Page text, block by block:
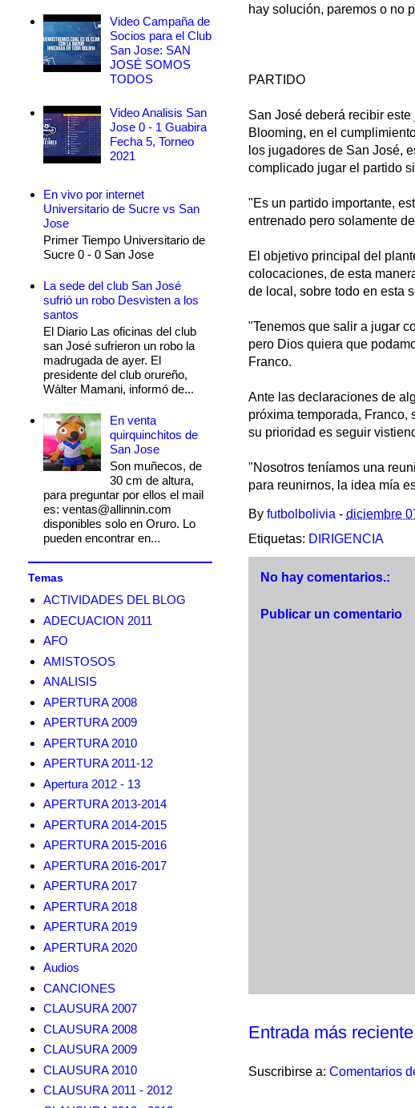
hay solución, paremos o no
PARTIDO
San José deberá recibir
Blooming, en el
los jugadores de San José,
complicado jugar el partido
"Es un partido importante,
entrenado pero solamente
El objetivo principal del
colocaciones, de esta
de local, sobre todo en esta
"Tenemos que salir a jugar
pero Dios quiera que
Franco.
Ante las declaraciones de
próxima temporada,
su prioridad es seguir
"Nosotros teníamos una
para reunirnos, la idea mía
By futbolbolivia - diciembre
Etiquetas: DIRIGENCIA
No hay comentarios.:
Publicar un comentario
Entrada más reciente
Suscribirse a: Comentarios
Video Campaña de
Socios para el Club
San Jose: SAN
JOSÉ SOMOS
TODOS
Video Analisis San
Jose 0 - 1 Guabira
Fecha 5, Torneo
2021
En vivo por internet
Universitario de Sucre vs San
Jose
Primer Tiempo Universitario de
Sucre 0 - 0 San Jose
La sede del club San José
sufrió un robo Desvisten a los
santos
El Diario Las oficinas del club
san José sufrieron un robo la
madrugada de ayer. El
presidente del club orureño,
Wálter Mamani, informó de...
En venta
quirquinchitos de
San Jose
Son muñecos, de
30 cm de altura,
para preguntar por ellos el mail
es: ventas@allinnin.com
disponibles solo en Oruro. Lo
pueden encontrar en...
Temas
ACTIVIDADES DEL BLOG
ADECUACION 2011
AFO
AMISTOSOS
ANALISIS
APERTURA 2008
APERTURA 2009
APERTURA 2010
APERTURA 2011-12
Apertura 2012 - 13
APERTURA 2013-2014
APERTURA 2014-2015
APERTURA 2015-2016
APERTURA 2016-2017
APERTURA 2017
APERTURA 2018
APERTURA 2019
APERTURA 2020
Audios
CANCIONES
CLAUSURA 2007
CLAUSURA 2008
CLAUSURA 2009
CLAUSURA 2010
CLAUSURA 2011 - 2012